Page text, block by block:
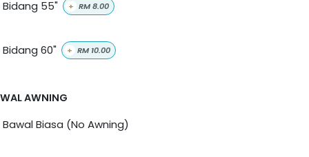
Bidang 55" + RM8.00
Bidang 60" + RM 10.00
AWNING
Bawal Biasa (No Awning)